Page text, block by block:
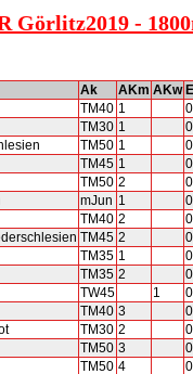
Görlitz2019 -
Ak AKm AKw
TM40 1
TM30 1
TM50 1
TM45 1
TM50 2
mJun 1
TM40 2
TM45 2
TM35 1
TM35 2
TW45 1
TM40 3
TM30 2
TM50 3
TM50 4